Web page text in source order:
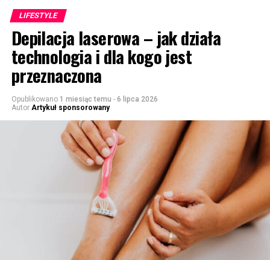
LIFESTYLE
Depilacja laserowa – jak działa
technologia i dla kogo jest
przeznaczona
Opublikowano 1 miesiąc temu - 6 lipca 2026
Autor Artykuł sponsorowany